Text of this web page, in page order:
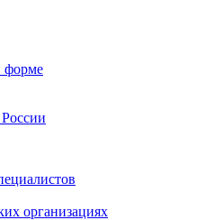
форме
организациях